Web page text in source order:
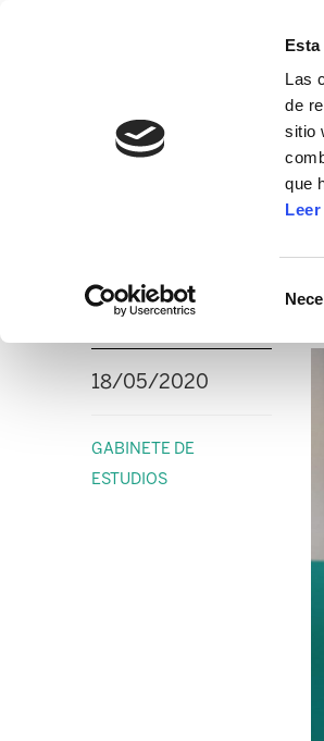
Las
de
sitio
que
ELA
justa” a la
18/05/2020
GABINETE DE
ESTUDIOS